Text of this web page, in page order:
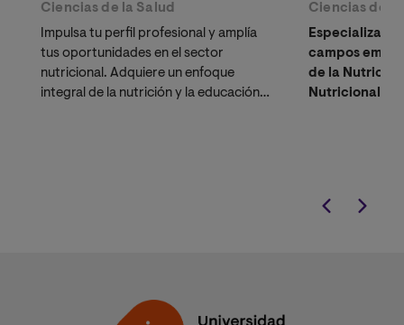
Ciencias de la Salud
Impulsa tu perfil profesional y amplía
tus oportunidades en el sector
nutricional. Adquiere un enfoque
integral de la nutrición y la educación
Ciencias de
campos
de la
Nutricional,